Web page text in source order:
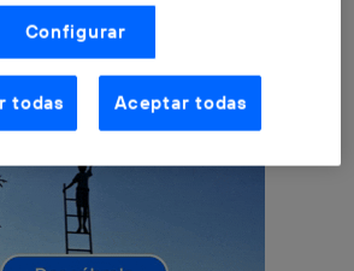
S.A., utilizamos la tecnología Utiq para
de marketing digital o análisis
en este aviso de consentimiento)
en nuestra(s) web(s)
utilizas una conexión a
, proporcionada por una de las
participantes, y otorgas tu
diseñada con la privacidad como
elección y control.
un identificador cifrado creado por tu
, utilizando tu dirección IP y otra
Configurar
todas Aceptar todas